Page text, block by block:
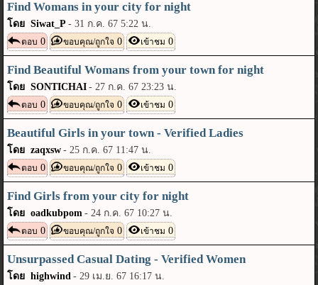
Find Womans in your city for night
โดย Siwat_P -31 ก.ค. 67 5:22 น.
ตอบ 0 ขอบคุณ/ถูกใจ 0 เข้าชม 0
Find Beautiful Womans from your town for night
โดย SONTICHAI -27 ก.ค. 67 23:23 น.
ตอบ 0 ขอบคุณ/ถูกใจ 0 เข้าชม 0
Beautiful Girls in your town - Verified Ladies
โดย zaqxsw -25 ก.ค. 67 11:47 น.
ตอบ 0 ขอบคุณ/ถูกใจ 0 เข้าชม 0
Find Girls from your city for night
โดย oadkubpom -24 ก.ค. 67 10:27 น.
ตอบ 0 ขอบคุณ/ถูกใจ 0 เข้าชม 0
Unsurpassed Сasual Dating - Verified Women
โดย highwind -29 เม.ย. 67 16:17 น.